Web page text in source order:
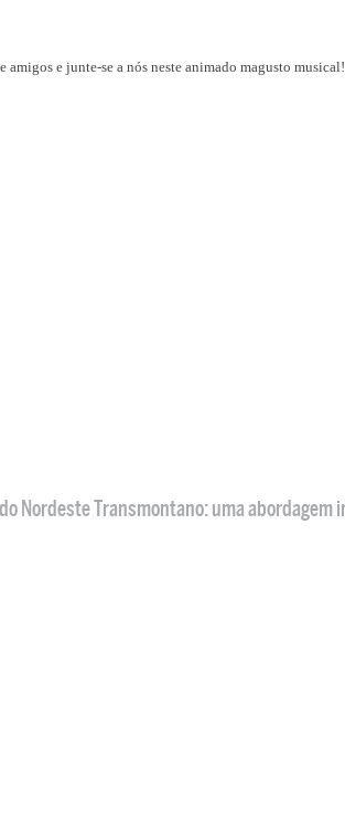
amigos e junte-se a nós neste animado magusto musical!
Nordeste Transmontano: uma abordagem